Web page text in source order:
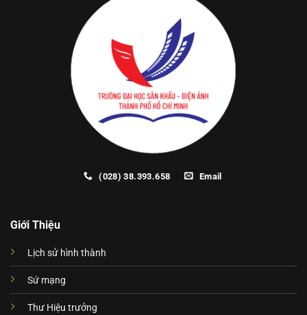
(028) 38.393.658 Email
Giới Thiệu
Lịch sử hình thành
Sứ mạng
Thư Hiệu trưởng